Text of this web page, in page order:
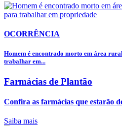
OCORRÊNCIA
Homem é encontrado morto em área
trabalhar em...
Farmácias de Plantão
Confira as farmácias que estarão
Saiba mais